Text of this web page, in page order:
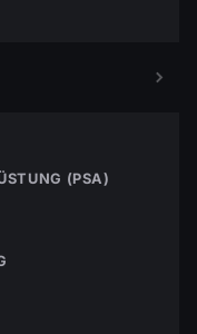
(PSA)